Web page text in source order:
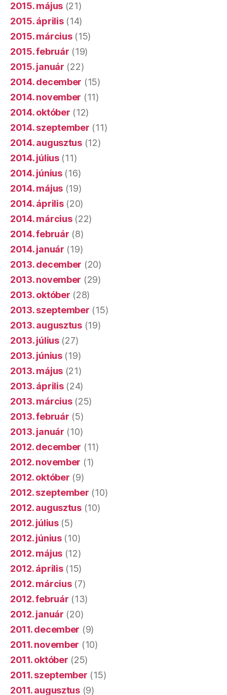
2015. május (21)
2015. április(14)
2015. március(15)
2015. február (19)
2015. január (22)
2014. december (15)
2014. november (11)
2014. október (12)
2014. szeptember (11)
2014. augusztus(12)
2014. július(11)
2014. június(16)
2014. május (19)
2014. április(20)
2014. március(22)
2014. február (8)
2014. január (19)
2013. december (20)
2013. november (29)
2013. október (28)
2013. szeptember (15)
2013. augusztus(19)
2013. július(27)
2013. június(19)
2013. május (21)
2013. április(24)
2013. március(25)
2013. február (5)
2013. január (10)
2012. december (11)
2012. november (1)
2012. október (9)
2012. szeptember (10)
2012. augusztus(10)
2012. július(5)
2012. június(10)
2012. május (12)
2012. április(15)
2012. március(7)
2012. február (13)
2012. január (20)
2011. december (9)
2011. november (10)
2011. október (25)
2011. szeptember (15)
2011. augusztus(9)